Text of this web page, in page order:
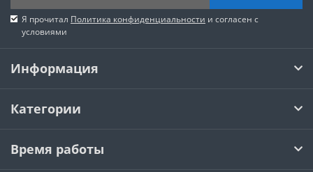
Я прочитал Политика конфиденциальности и согласен с
условиями
Информация
Категории
Время работы